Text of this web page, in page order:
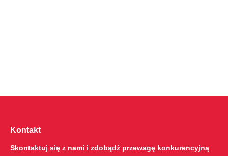
Kontakt
Skontaktuj się z nami i zdobądź przewagę konkurencyjną